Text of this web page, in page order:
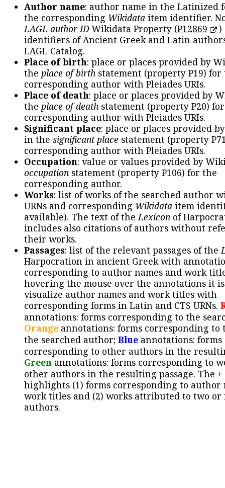
Author name: author name in the Latinized
the corresponding Wikidata item identifier.
LAGL author IDWikidata Property (P12869
)
identifiers of Ancient Greek and Latin
LAGL Catalog.
Place of birth: place or places provided by
the place of birth statement (property P19) for
corresponding author with Pleiades URIs.
Place of death: place or places provided by
the place of death statement (property P20)
corresponding author with Pleiades URIs.
Significant place: place or places provided
in the significant place statement (property
corresponding author with Pleiades URIs.
Occupation: value or values provided by
occupation statement (property P106) for the
corresponding author.
Works: list of works of the searched author
URNs and corresponding Wikidata item
available). The text of theLexicon of
includes also citations of authors without
their works.
Passages: list of the relevant passages of the
Harpocration in ancient Greek with
corresponding to author names and work
hovering the mouse over the annotations it
visualize author names and work titles with
corresponding forms in Latin and CTS URNs.
annotations: forms corresponding to the
Orange annotations: forms corresponding to
the searched author; Blue annotations: forms
corresponding to other authors in the
Green annotations: forms corresponding to
other authors in the resulting passage. The +
highlights (1) forms corresponding to author
work titles and (2) works attributed to two or
authors.